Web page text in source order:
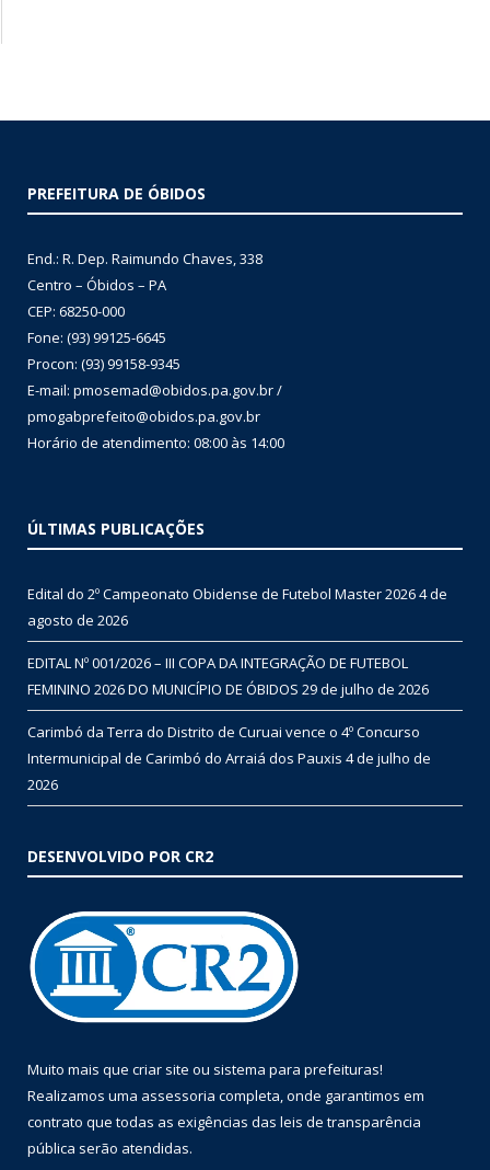
PREFEITURA DE ÓBIDOS
End.: R. Dep. Raimundo Chaves, 338
Centro – Óbidos – PA
CEP: 68250-000
Fone: (93) 99125-6645
Procon: (93) 99158-9345
E-mail: pmosemad@obidos.pa.gov.br /
pmogabprefeito@obidos.pa.gov.br
Horário de atendimento: 08:00 às 14:00
ÚLTIMAS PUBLICAÇÕES
Edital do 2º Campeonato Obidense de Futebol Master 20264 de
agosto de 2026
EDITAL Nº 001/2026 – III COPA DA INTEGRAÇÃO DE FUTEBOL
FEMININO 2026 DO MUNICÍPIO DE ÓBIDOS 29 de julho de 2026
Carimbó da Terra do Distrito de Curuai vence o 4º Concurso
Intermunicipal de Carimbó do Arraiá dos Pauxis 4 de julho de
2026
DESENVOLVIDO POR CR2
Muito mais que criar site ou sistema para prefeituras!
Realizamos uma assessoria completa, onde garantimos em
contrato que todas as exigências das leis de transparência
pública serão atendidas.